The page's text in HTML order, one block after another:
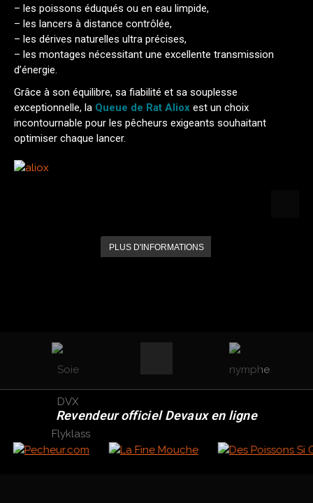
– les poissons éduqués ou en eau limpide,
– les lancers à distance contrôlée,
– les dérives naturelles ultra précises,
– les montages nécessitant une excellente transmission
d’énergie.
Grâce à son équilibre, sa fiabilité et sa souplesse
exceptionnelle, la Queue de Rat Aliox est un choix
incontournable pour les pêcheurs exigeants souhaitant
optimiser chaque lancer.
PLUS D'INFORMATIONS
Revendeur officiel Devaux en ligne